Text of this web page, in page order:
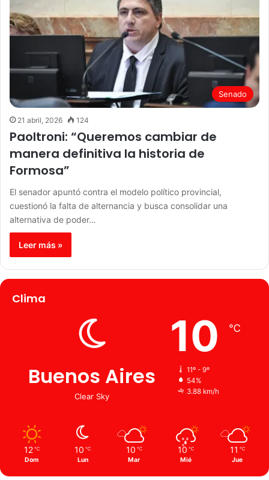
Senado
21 abril, 2026 124
Paoltroni: “Queremos cambiar de
manera definitiva la historia de
Formosa”
El senador apuntó contra el modelo político provincial,
cuestionó la falta de alternancia y busca consolidar una
alternativa de poder…
Leer más »
Clima
Buenos Aires
Clear Sky
10 ℃
11º - 9º
54%
3.88 km/h
12 ℃
Dom
10 ℃
Lun
10 ℃
Mar
10 ℃
Mié
11 ℃
Jue